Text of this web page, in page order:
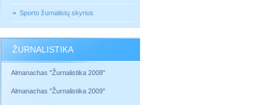
Sporto žurnalistų skyrius
ŽURNALISTIKA
Almanachas "Žurnalistika 2008"
Almanachas "Žurnalistika 2009"